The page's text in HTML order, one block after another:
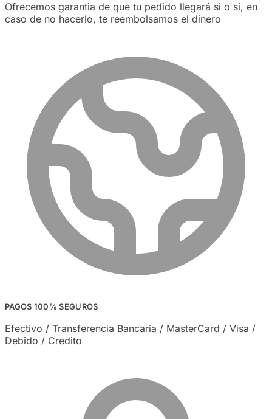
Ofrecemos garantia de que tu pedido llegará si o si, en
caso de no hacerlo, te reembolsamos el dinero
PAGOS 100% SEGUROS
Efectivo / Transferencia Bancaria / MasterCard / Visa /
Debido / Credito